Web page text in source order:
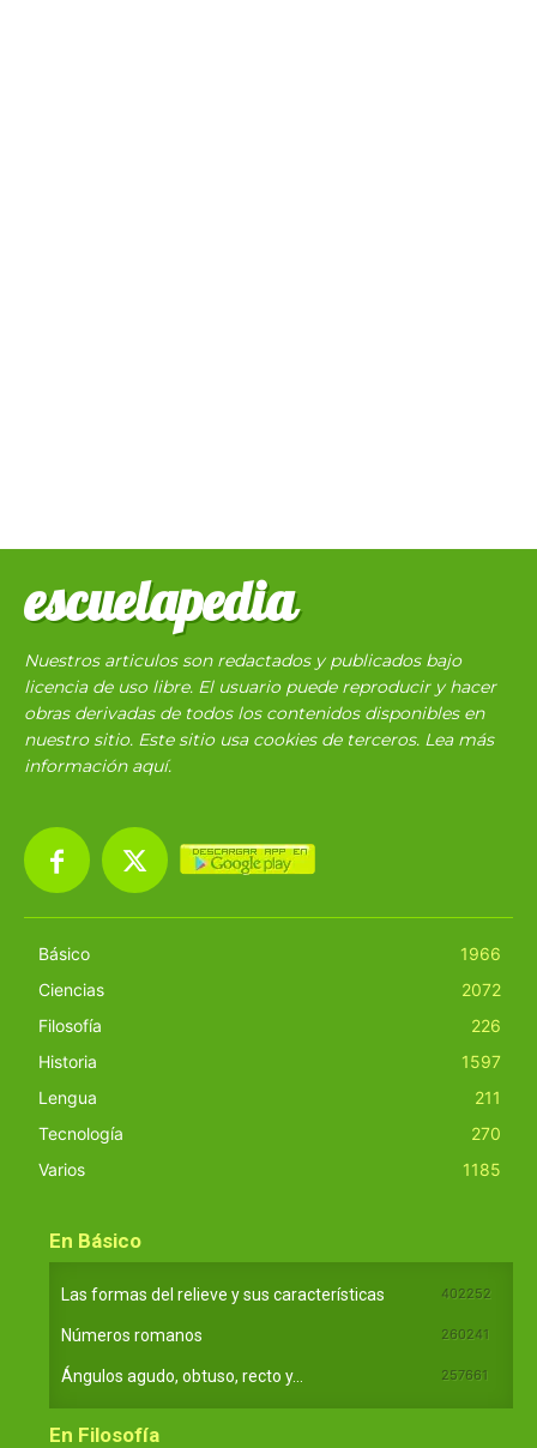
escuelapedia
Nuestros articulos son redactados y publicados bajo
licencia de uso libre. El usuario puede reproducir y hacer
obras derivadas de todos los contenidos disponibles en
nuestro sitio. Este sitio usa cookies de terceros. Lea más
información aquí.
Básico
1966
Ciencias
2072
Filosofía
226
Historia
1597
Lengua
211
Tecnología
270
Varios
1185
En Básico
Las formas del relieve y sus características 402252
Números romanos 260241
Ángulos agudo, obtuso, recto y... 257661
En Filosofía